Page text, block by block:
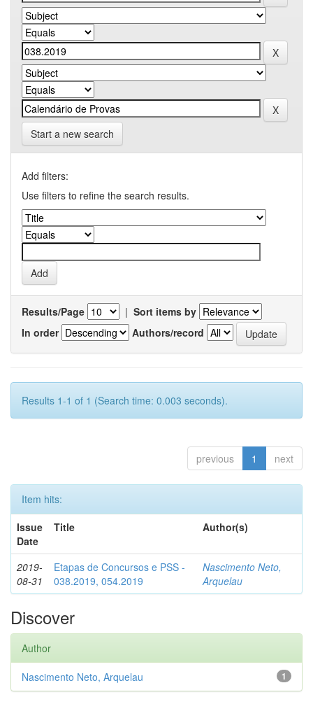
Start a new search
Add filters:
Use filters to refine the search results.
Results/Page | Sort items by
In order
Authors/record
Results 1-1 of 1 (Search time: 0.003 seconds).
previous 1 next
Item hits:
Issue
Date
Title Author(s)
2019-
08-31
Etapas de Concursos e PSS -
038.2019, 054.2019
Nascimento Neto,
Arquelau
Discover
Author
1
Nascimento Neto, Arquelau